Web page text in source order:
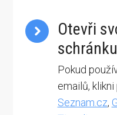
Otevři
schránku
Pokud
emailů,
Seznam.cz,